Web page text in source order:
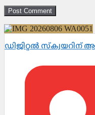
ഡിജിറ്റൽ സ്‌ക്വയറിന്